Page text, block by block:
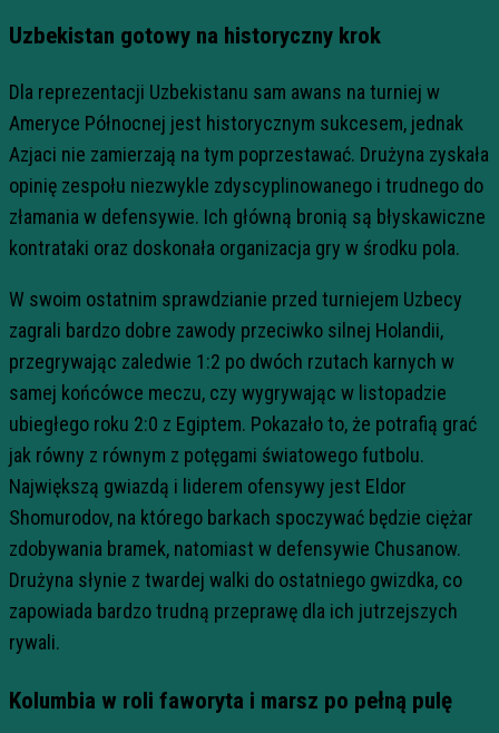
Uzbekistan gotowy na historyczny krok
Dla reprezentacji Uzbekistanu sam awans na turniej w
Ameryce Północnej jest historycznym sukcesem, jednak
Azjaci nie zamierzają na tym poprzestawać. Drużyna zyskała
opinię zespołu niezwykle zdyscyplinowanego i trudnego do
złamania w defensywie. Ich główną bronią są błyskawiczne
kontrataki oraz doskonała organizacja gry w środku pola.
W swoim ostatnim sprawdzianie przed turniejem Uzbecy
zagrali bardzo dobre zawody przeciwko silnej Holandii,
przegrywając zaledwie 1:2 po dwóch rzutach karnych w
samej końcówce meczu, czy wygrywając w listopadzie
ubiegłego roku 2:0 z Egiptem. Pokazało to, że potrafią grać
jak równy z równym z potęgami światowego futbolu.
Największą gwiazdą i liderem ofensywy jest Eldor
Shomurodov, na którego barkach spoczywać będzie ciężar
zdobywania bramek, natomiast w defensywie Chusanow.
Drużyna słynie z twardej walki do ostatniego gwizdka, co
zapowiada bardzo trudną przeprawę dla ich jutrzejszych
rywali.
Kolumbia w roli faworyta i marsz po pełną pulę